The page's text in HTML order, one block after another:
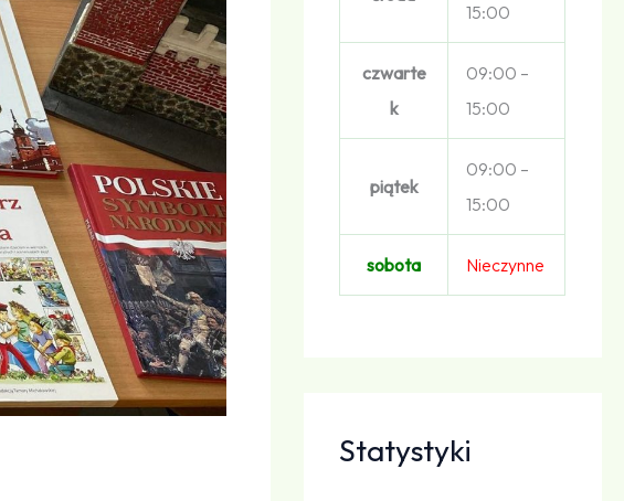
15:00
czwarte
k
09:00 –
15:00
piątek
09:00 –
15:00
sobota Nieczynne
Statystyki